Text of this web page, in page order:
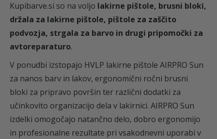
Kupibarve.si so na voljo lakirne pištole, brusni bloki,
držala za lakirne pištole, pištole za zaščito
podvozja, strgala za barvo in drugi pripomočki za
avtoreparaturo.
V ponudbi izstopajo HVLP lakirne pištole AIRPRO Sun
za nanos barv in lakov, ergonomični ročni brusni
bloki za pripravo površin ter različni dodatki za
učinkovito organizacijo dela v lakirnici. AIRPRO Sun
izdelki omogočajo natančno delo, dobro ergonomijo
in profesionalne rezultate pri vsakodnevni uporabi v